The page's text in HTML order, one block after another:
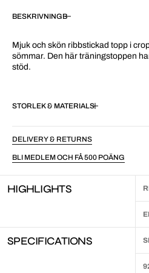
BESKRIVNING
Mjuk och skön ribbstickad topp i
sömmar. Den här träningstoppen
stöd.
STORLEK & MATERIAL
DELIVERY & RETURNS
BLI MEDLEM OCH FÅ 500 POÄNG
HIGHLIGHTS
SPECIFICATIONS